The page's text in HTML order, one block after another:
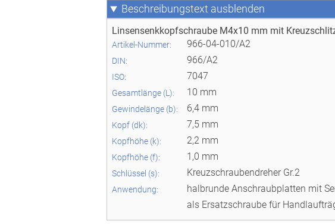
Beschreibungstext
Linsensenkkopfschraube M4x10 mm mit
Artikel-Nummer: 966-04-010/A2
DIN: 966/A2
ISO: 7047
Gesamtlänge (L): 10 mm
Gewindelänge (b): 6,4 mm
Kopf (dk): 7,5 mm
Kopfhöhe (k): 2,2 mm
Kopfhöhe (f): 1,0 mm
Schlüssel (s): Kreuzschraubendreher Gr.2
Anwendung:
halbrunde Anschraubplatten mit
als Ersatzschraube für